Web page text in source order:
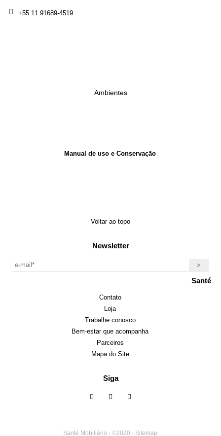
+55 11 91689-4519
Ambientes
Manual de uso e Conservação
Voltar ao topo
Newsletter
Santé
Contato
Loja
Trabalhe conosco
Bem-estar que acompanha
Parceiros
Mapa do Site
Siga
Santé Mobiliário - ©2020 - Sitemap